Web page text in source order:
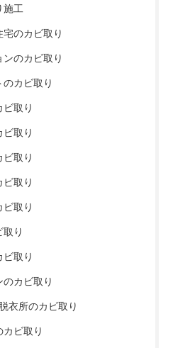
施工
宅のカビ取り
ンのカビ取り
のカビ取り
ビ取り
ビ取り
ビ取り
ビ取り
ビ取り
取り
ビ取り
のカビ取り
衣所のカビ取り
カビ取り